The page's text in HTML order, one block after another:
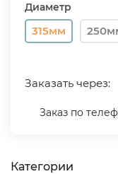
Диаметр
315мм
Заказать через:
Заказ по
Категории